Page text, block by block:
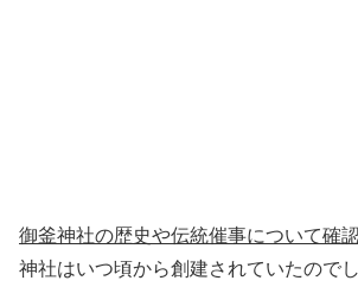
御釜神社の歴史や伝統催事について確
神社はいつ頃から創建されていたので